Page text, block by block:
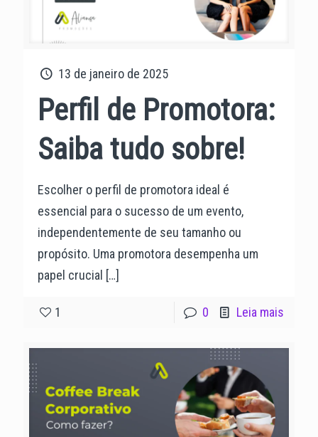
13 de janeiro de 2025
Perfil de Promotora:
Saiba tudo sobre!
Escolher o perfil de promotora ideal é
essencial para o sucesso de um evento,
independentemente de seu tamanho ou
propósito. Uma promotora desempenha um
papel crucial […]
1 0 Leia mais